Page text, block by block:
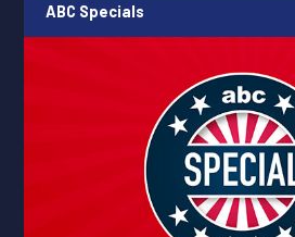
ABC Specials